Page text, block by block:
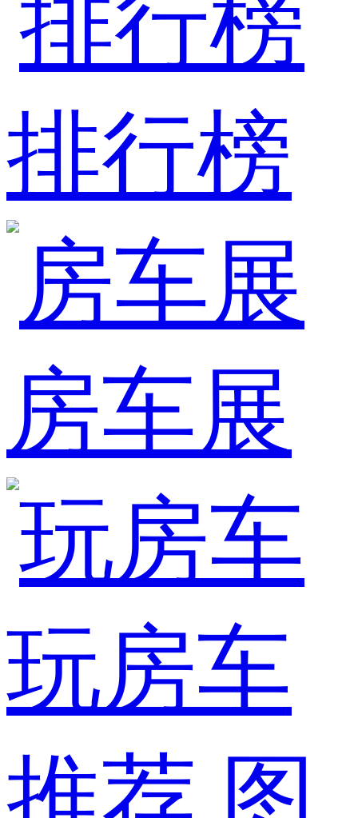
排行榜
房车展
玩房车